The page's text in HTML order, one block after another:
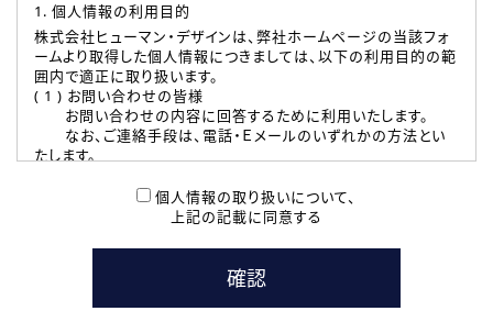
1. 個人情報の利用目的
株式会社ヒューマン・デザインは、弊社ホームページの当該フォ
ームより取得した個人情報につきましては、以下の利用目的の範
囲内で適正に取り扱います。
( 1 ) お問い合わせの皆様
お問い合わせの内容に回答するために利用いたします。
なお、ご連絡手段は、電話・Ｅメールのいずれかの方法とい
たします。
本登録に関するご連絡および本登録時の参考情報として利
たします。
( 3 ) スタッフ派遣を検討されている企業の皆様
お問い合わせの内容に回答するために利用いたします。
個人情報の取り扱いについて、
上記の記載に同意する